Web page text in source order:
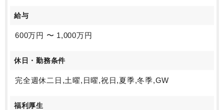
給与
600万円 〜 1,000万円
休日・勤務条件
完全週休二日,土曜,日曜,祝日,夏季,冬季,GW
福利厚生